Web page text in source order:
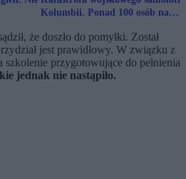
Kolumbii. Ponad 100 osób na
że doszło do pomyłki. Został
jest prawidłowy. W związku z
przygotowujące do pełnienia
jednak nie nastąpiło.